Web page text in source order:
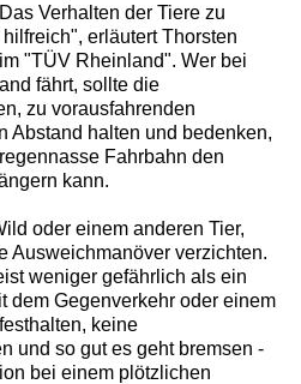
Verhalten der Tiere zu
erläutert Thorsten
"TÜV Rheinland". Wer bei
fährt, sollte die
zu vorausfahrenden
Abstand halten und bedenken,
Fahrbahn den
kann.
oder einem anderen Tier,
Ausweichmanöver verzichten.
weniger gefährlich als ein
dem Gegenverkehr oder einem
keine
und so gut es geht bremsen -
bei einem plötzlichen